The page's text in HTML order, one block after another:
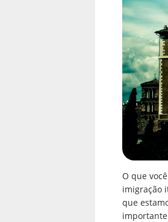
O que
imigração
que